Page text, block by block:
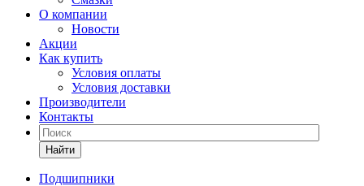
О компании
Новости
Акции
Как купить
Условия оплаты
Условия доставки
Производители
Контакты
Найти
Подшипники